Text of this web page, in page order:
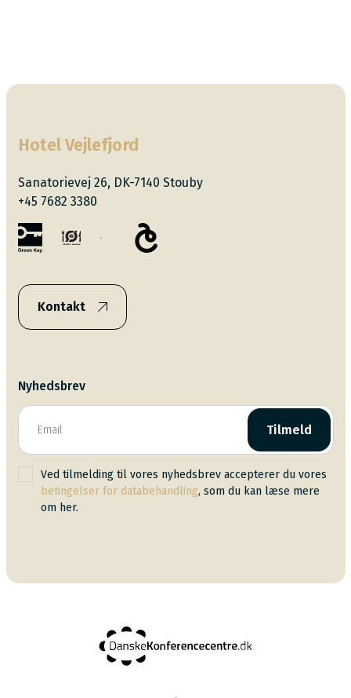
Eugenol
Hotel Vejlefjord
Sanatorievej 26, DK-7140 Stouby
+45 7682 3380
Kontakt
Nyhedsbrev
Tilmeld
Ved tilmelding til vores nyhedsbrev accepterer du vores
betingelser for databehandling, som du kan læse mere
om her.